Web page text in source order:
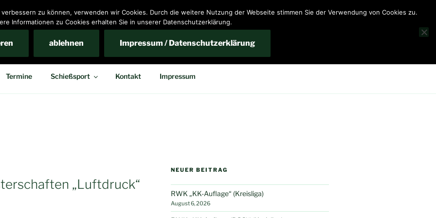
Bennigsen e.V.
Termine Schießsport Kontakt Impressum
„Luftdruck“
NEUER BEITRAG
RWK „KK-Auflage“ (Kreisliga)
August 6, 2026
zu können, verwenden wir Cookies. Durch die weitere Nutzung der Webseite stimmen Sie der Verwendung von Cookies zu.
Informationen zu Cookies erhalten Sie in unserer Datenschutzerklärung.
ablehnen Impressum / Datenschutzerklärung